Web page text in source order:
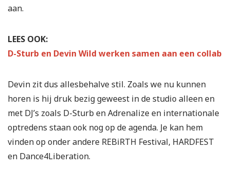
aan.
LEES OOK:
D-Sturb en Devin Wild werken samen aan een collab
Devin zit dus allesbehalve stil. Zoals we nu kunnen
horen is hij druk bezig geweest in de studio alleen en
met DJ’s zoals D-Sturb en Adrenalize en internationale
optredens staan ook nog op de agenda. Je kan hem
vinden op onder andere REBiRTH Festival, HARDFEST
en Dance4Liberation.